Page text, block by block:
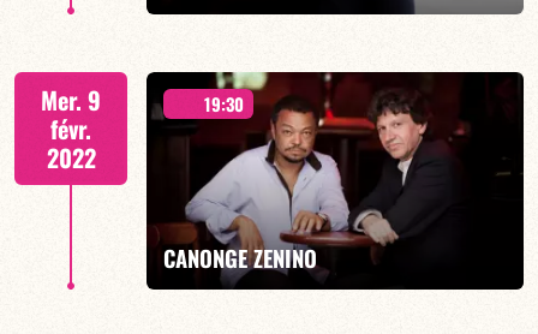
EN SAVOIR PLUS
Mer. 9
févr.
2022
19:30
CANONGE ZENINO